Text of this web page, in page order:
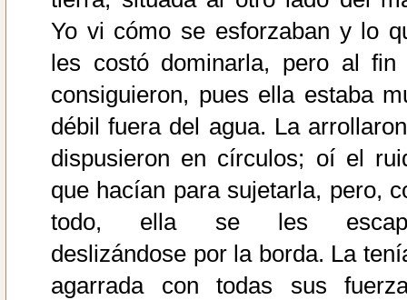
Yo vi cómo se esforzaban y lo
les costó dominarla, pero al fin
consiguieron, pues ella estaba
débil fuera del agua. La
dispusieron en círculos; oí el
que hacían para sujetarla, pero,
todo, ella se les
deslizándose por la borda. La
agarrada con todas sus